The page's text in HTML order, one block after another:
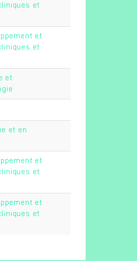
et
et
et
et
et en
et
et
et
et